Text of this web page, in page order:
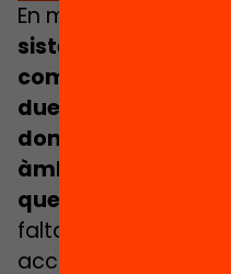
En matèria
sistema educatiu
com el d’admissió
dues bones eines
donar un impuls
àmbits, però a la
que són insuficients
falta acompanyar-
accions i recursos.